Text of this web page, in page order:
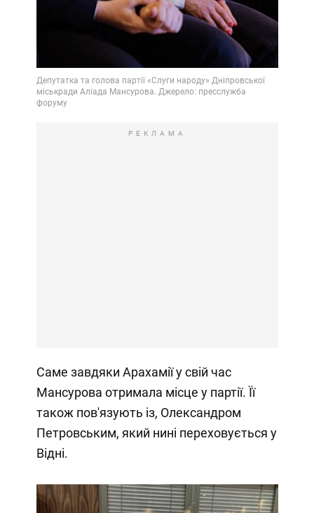
РЕКЛАМА
Саме завдяки Арахамії у свій час
Мансурова отримала місце у партії. Її
також пов'язують із, Олександром
Петровським, який нині переховується у
Відні.